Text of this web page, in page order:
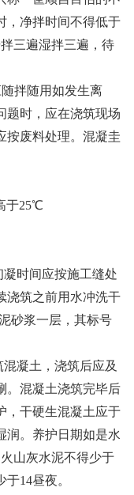
，净拌时间不得低于
三遍湿拌三遍，待
拌随用如发生离
题时，应在浇筑现场
按废料处理。混凝圭
25℃
时间应按施工缝处
浇筑之前用水冲洗干
砂浆一层，其标号
凝土，浇筑后应及
。混凝土浇筑完毕后
，干硬生混凝土应于
润。养护日期如是水
山灰水泥不得少于
14昼夜。